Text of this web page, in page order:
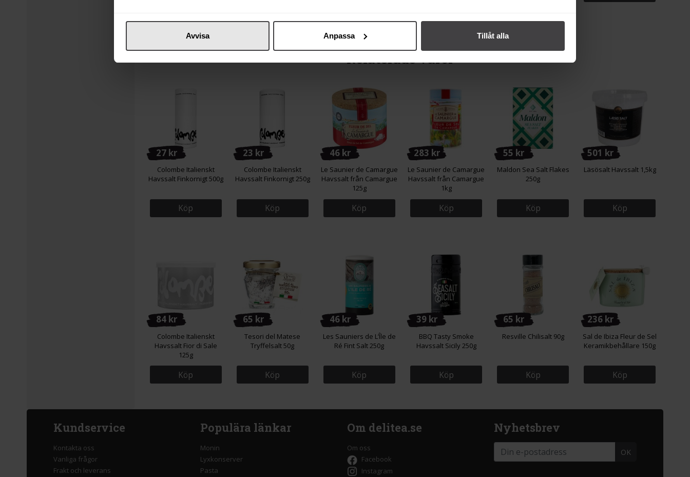
Avvisa Anpassa Tillåt alla
Relaterade varor
27 kr
Colombe Italienskt
Havssalt Finkornigt 500g
Köp
23 kr
Colombe Italienskt
Havssalt Finkornigt 250g
Köp
46 kr
Le Saunier de Camargue
Havssalt från Camargue
125g
Köp
283 kr
Le Saunier de Camargue
Havssalt från Camargue
1kg
Köp
55 kr
Maldon Sea Salt Flakes
250g
Köp
501 kr
Läsösalt Havssalt 1,5kg
Köp
84 kr
Colombe Italienskt
Havssalt Fior di Sale
125g
Köp
65 kr
Tesori del Matese
Tryffelsalt 50g
Köp
46 kr
Les Sauniers de L’Île de
Ré Fint Salt 250g
Köp
39 kr
BBQ Tasty Smoke
Havssalt Sicily 250g
Köp
65 kr
Resville Chilisalt 90g
Köp
236 kr
Sal de Ibiza Fleur de Sel
Keramikbehållare 150g
Köp
Kundservice
Kontakta oss
Vanliga frågor
Frakt och leverans
Populära länkar
Monin
Lyxkonserver
Pasta
Om delitea.se
Om oss
Facebook
Instagram
Nyhetsbrev
OK